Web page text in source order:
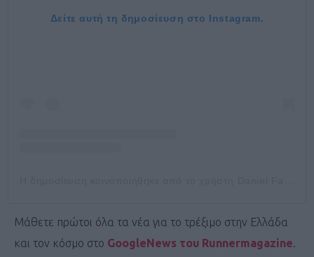
Δείτε αυτή τη δημοσίευση στο Instagram.
Μάθετε πρώτοι όλα τα νέα για το τρέξιμο στην Ελλάδα
και τον κόσμο στο GoogleNews του Runnermagazine.